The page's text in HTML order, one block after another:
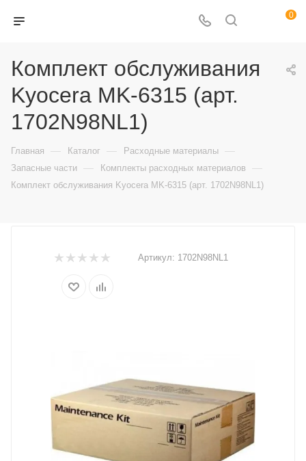
0
Комплект обслуживания
Kyocera MK-6315 (арт.
1702N98NL1)
Главная — Каталог — Расходные материалы —
Запасные части — Комплекты расходных материалов —
Комплект обслуживания Kyocera MK-6315 (арт. 1702N98NL1)
Артикул: 1702N98NL1